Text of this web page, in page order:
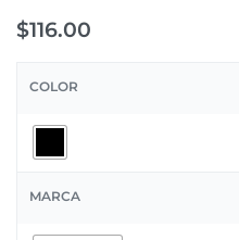
$116.00
COLOR
MARCA